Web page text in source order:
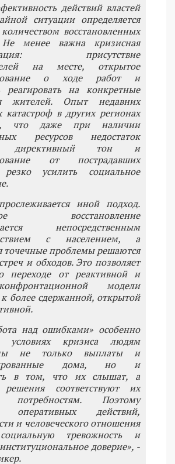
действий властей
ситуации определяется
восстановленных
Не менее важна кризисная
присутствие
на месте, открытое
о ходе работ и
реагировать на конкретные
жителей. Опыт недавних
в других регионах
что даже при наличии
ресурсов недостаток
директивный тон и
от пострадавших
усилить социальное
иной подход.
восстановление
непосредственным
с населением, а
точечные проблемы решаются
и обходов. Это позволяет
переходе от реактивной и
модели
более сдержанной, открытой
над ошибками» особенно
кризиса людям
не только выплаты и
дома, но и
в том, что их слышат, а
соответствуют их
потребностям. Поэтому
оперативных действий,
и человеческого отношения
тревожность и
доверие», -